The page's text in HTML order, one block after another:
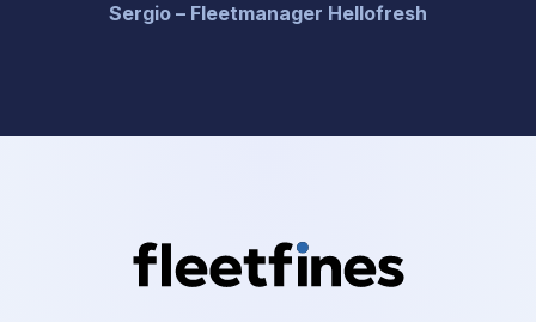
Sergio – Fleetmanager Hellofresh